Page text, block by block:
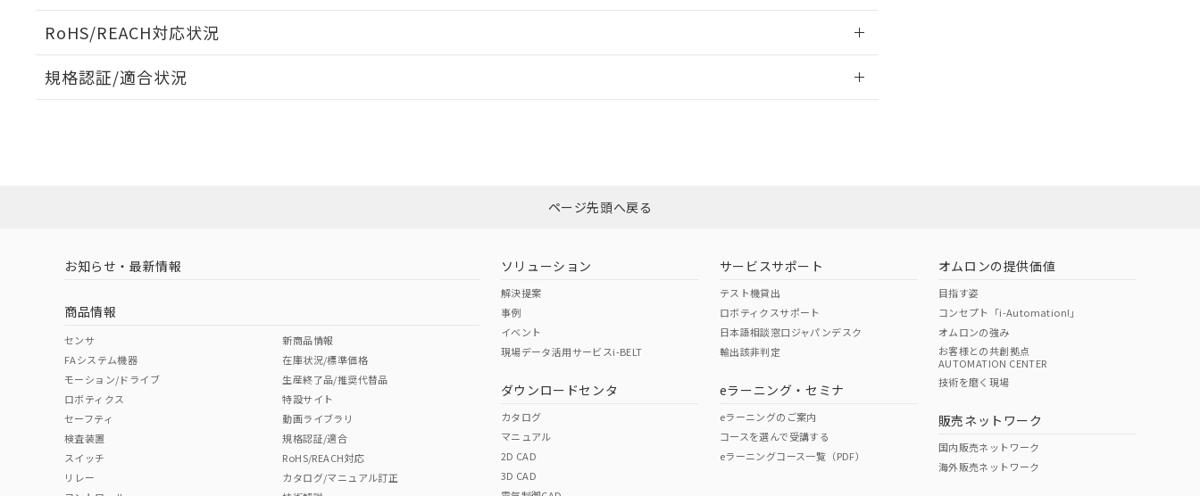
RoHS/REACH対応状況
EU RoHS 注意事項・凡例
ダウンロードはこちら
中国 RoHS 注意事項・凡例
中国 RoHS表
Pb Hg Cr(VI)
O O
規格認証/適合状況
ページ先頭へ戻る
お知らせ・最新情報
商品情報
センサ
FAシステム機器
モーション/ドライブ
ロボティクス
セーフティ
検査装置
スイッチ
リレー
新商品情報
在庫状況/標準価格
生産終了品/推奨代替品
特設サイト
動画ライブラリ
規格認証/適合
RoHS/REACH対応
カタログ/マニュアル訂正
ソリューション
解決提案
事例
イベント
現場データ活用サービスi-BELT
ダウンロードセンタ
カタログ
マニュアル
2D CAD
3D CAD
サービスサポート
テスト機貸出
ロボティクスサポート
日本語相談窓口ジャパンデスク
輸出該非判定
eラーニング・セミナ
eラーニングのご案内
コースを選んで受講する
eラーニングコース一覧（PDF）
オムロンの提供価値
目指す姿
コンセプト「i-Automation!」
オムロンの強み
お客様との共創拠点
AUTOMATION CENTER
技術を磨く現場
販売ネットワーク
国内販売ネットワーク
海外販売ネットワーク